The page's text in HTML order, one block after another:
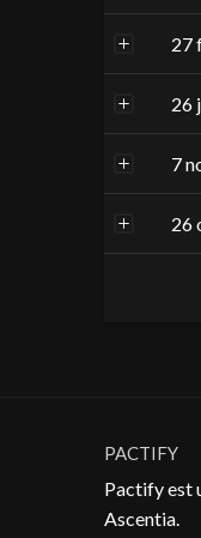
27
26
7
26
PACTIFY
Pactify est
Ascentia.